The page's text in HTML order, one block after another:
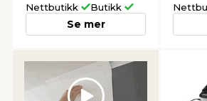
Nettbutikk Butikk
Se mer